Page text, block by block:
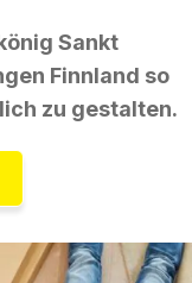
Sankt
Finnland so
zu gestalten.